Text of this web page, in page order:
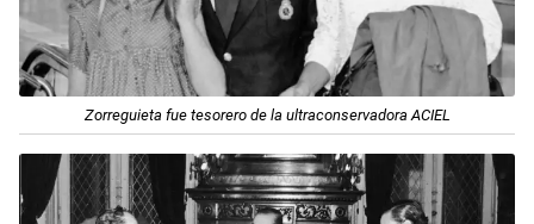
Zorreguieta fue tesorero de la ultraconservadora ACIEL